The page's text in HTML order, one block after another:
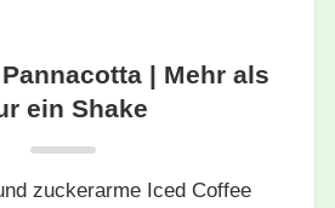
| Mehr als
ein Shake
zuckerarme Iced Coffee